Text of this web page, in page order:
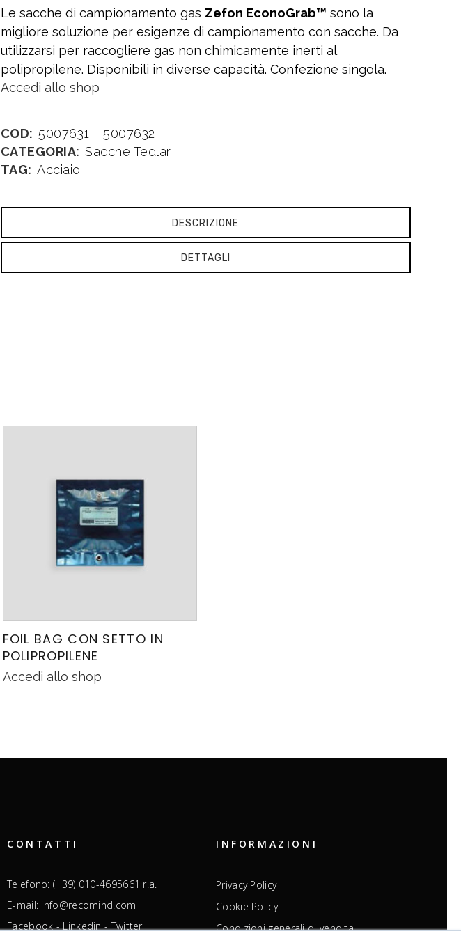
Le sacche di campionamento gas Zefon EconoGrab™ sono la
migliore soluzione per esigenze di campionamento con sacche. Da
utilizzarsi per raccogliere gas non chimicamente inerti al
polipropilene. Disponibili in diverse capacità. Confezione singola.
Accedi allo shop
COD: 5007631 - 5007632
CATEGORIA: Sacche Tedlar
TAG: Acciaio
DESCRIZIONE
DETTAGLI
FOIL BAG CON SETTO IN
POLIPROPILENE
Accedi allo shop
CONTATTI
Telefono: (+39) 010-4695661 r.a.
E-mail: info@recomind.com
Facebook-Linkedin-Twitter
INFORMAZIONI
Privacy Policy
Cookie Policy
Condizioni generali di vendita